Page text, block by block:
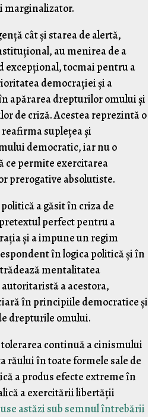
marginalizator.
cât şi starea de alertă,
au menirea de a
excepţional, tocmai pentru a
democraţiei şi a
apărarea drepturilor omului şi
de criză. Acestea reprezintă o
supleţea şi
democratic, iar nu o
ce permite exercitarea
prerogative absolutiste.
a găsit în criza de
perfect pentru a
şi a impune un regim
în logica politică şi în
mentalitatea
a acestora,
în principiile democratice şi
drepturile omului.
continuă a cinismului
răului în toate formele sale de
a produs efecte extreme în
a exercitării libertăţii
astăzi sub semnul întrebării